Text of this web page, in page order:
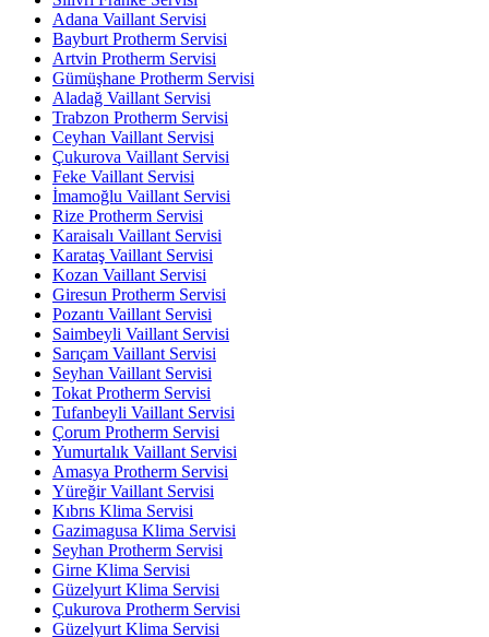
Adana Vaillant Servisi
Bayburt Protherm Servisi
Artvin Protherm Servisi
Gümüşhane Protherm Servisi
Aladağ Vaillant Servisi
Trabzon Protherm Servisi
Ceyhan Vaillant Servisi
Çukurova Vaillant Servisi
Feke Vaillant Servisi
İmamoğlu Vaillant Servisi
Rize Protherm Servisi
Karaisalı Vaillant Servisi
Karataş Vaillant Servisi
Kozan Vaillant Servisi
Giresun Protherm Servisi
Pozantı Vaillant Servisi
Saimbeyli Vaillant Servisi
Sarıçam Vaillant Servisi
Seyhan Vaillant Servisi
Tokat Protherm Servisi
Tufanbeyli Vaillant Servisi
Çorum Protherm Servisi
Yumurtalık Vaillant Servisi
Amasya Protherm Servisi
Yüreğir Vaillant Servisi
Kıbrıs Klima Servisi
Gazimagusa Klima Servisi
Seyhan Protherm Servisi
Girne Klima Servisi
Güzelyurt Klima Servisi
Çukurova Protherm Servisi
Güzelyurt Klima Servisi